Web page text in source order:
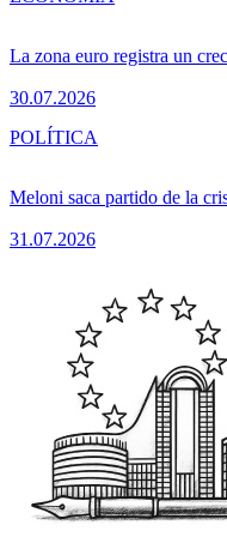
La zona euro registra un
30.07.2026
Meloni saca partido de la
31.07.2026
POLÍTICA